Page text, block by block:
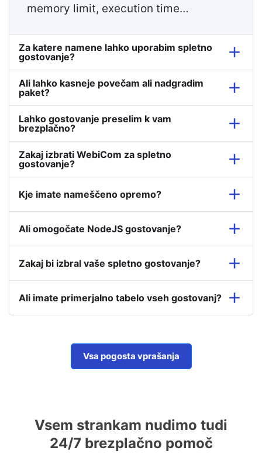
memory limit, execution time…
Za katere namene lahko uporabim spletno
gostovanje?
Ali lahko kasneje povečam ali nadgradim
paket?
Lahko gostovanje preselim k vam
brezplačno?
Zakaj izbrati WebiCom za spletno
gostovanje?
Kje imate nameščeno opremo?
Ali omogočate NodeJS gostovanje?
Zakaj bi izbral vaše spletno gostovanje?
Ali imate primerjalno tabelo vseh gostovanj?
Vsa pogosta vprašanja
Vsem strankam nudimo tudi
24/7 brezplačno pomoč